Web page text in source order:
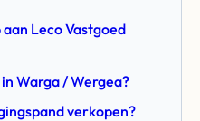
Leco Vastgoed
Warga / Wergea?
verkopen?